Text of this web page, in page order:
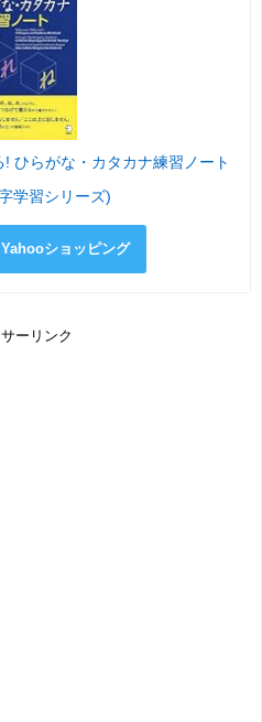
ひらがな・カタカナ練習ノート
学習シリーズ)
Yahooショッピング
ーリンク